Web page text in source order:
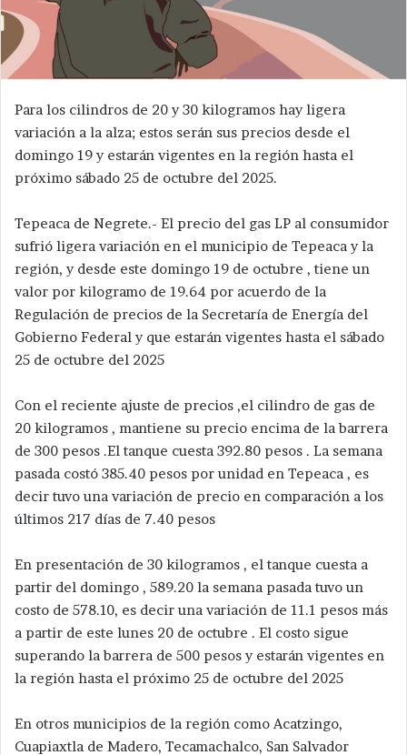
Para los cilindros de 20 y 30 kilogramos hay ligera
variación a la alza; estos serán sus precios desde el
domingo 19 y estarán vigentes en la región hasta el
próximo sábado 25 de octubre del 2025.
Tepeaca de Negrete.- El precio del gas LP al consumidor
sufrió ligera variación en el municipio de Tepeaca y la
región, y desde este domingo 19 de octubre , tiene un
valor por kilogramo de 19.64 por acuerdo de la
Regulación de precios de la Secretaría de Energía del
Gobierno Federal y que estarán vigentes hasta el sábado
25 de octubre del 2025
Con el reciente ajuste de precios ,el cilindro de gas de
20 kilogramos , mantiene su precio encima de la barrera
de 300 pesos .El tanque cuesta 392.80 pesos . La semana
pasada costó 385.40 pesos por unidad en Tepeaca , es
decir tuvo una variación de precio en comparación a los
últimos 217 días de 7.40 pesos
En presentación de 30 kilogramos , el tanque cuesta a
partir del domingo , 589.20 la semana pasada tuvo un
costo de 578.10, es decir una variación de 11.1 pesos más
a partir de este lunes 20 de octubre . El costo sigue
superando la barrera de 500 pesos y estarán vigentes en
la región hasta el próximo 25 de octubre del 2025
En otros municipios de la región como Acatzingo,
Cuapiaxtla de Madero, Tecamachalco, San Salvador